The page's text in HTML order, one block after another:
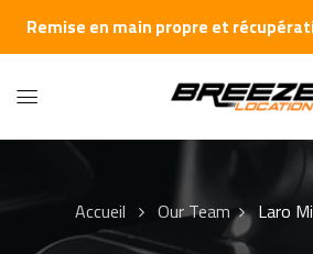
Remise en main propre et
Accueil Our Team Laro